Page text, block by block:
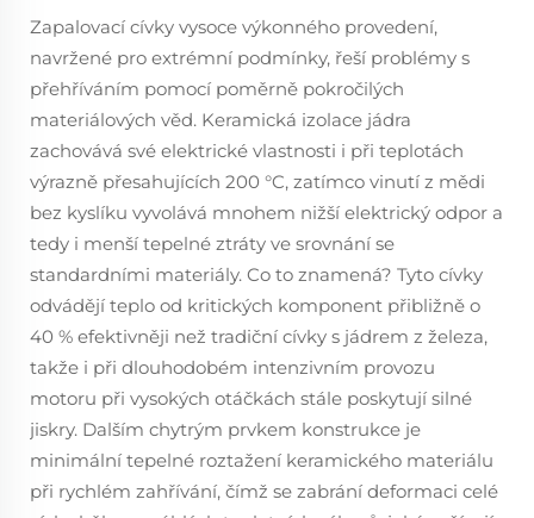
Zapalovací cívky vysoce výkonného provedení,
navržené pro extrémní podmínky, řeší problémy s
přehříváním pomocí poměrně pokročilých
materiálových věd. Keramická izolace jádra
zachovává své elektrické vlastnosti i při teplotách
výrazně přesahujících 200 °C, zatímco vinutí z mědi
bez kyslíku vyvolává mnohem nižší elektrický odpor a
tedy i menší tepelné ztráty ve srovnání se
standardními materiály. Co to znamená? Tyto cívky
odvádějí teplo od kritických komponent přibližně o
40 % efektivněji než tradiční cívky s jádrem z železa,
takže i při dlouhodobém intenzivním provozu
motoru při vysokých otáčkách stále poskytují silné
jiskry. Dalším chytrým prvkem konstrukce je
minimální tepelné roztažení keramického materiálu
při rychlém zahřívání, čímž se zabrání deformaci celé